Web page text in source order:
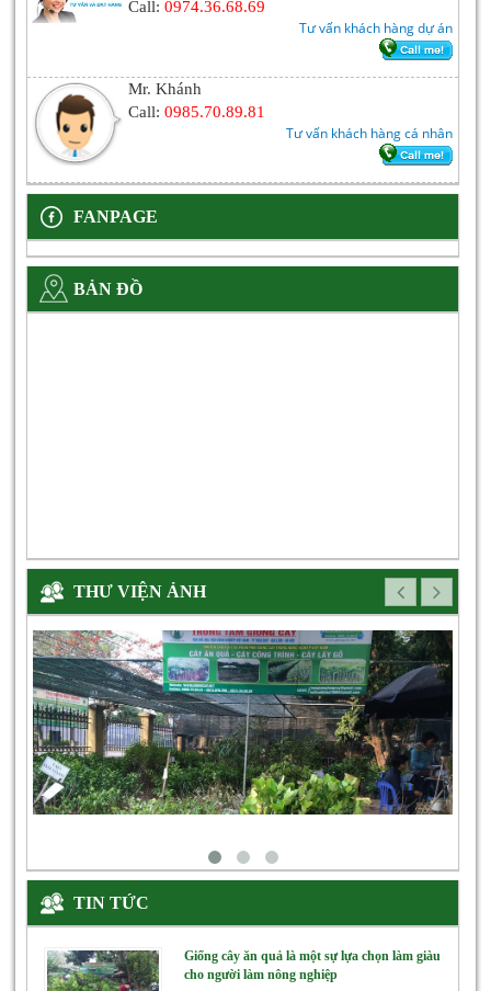
Call: 0974.36.68.69
Tư vấn khách hàng dự án
Mr. Khánh
Call: 0985.70.89.81
Tư vấn khách hàng cá nhân
FANPAGE
BẢN ĐỒ
THƯ VIỆN ẢNH
TIN TỨC
Giống cây ăn quả là một sự lựa chọn làm giàu
cho người làm nông nghiệp